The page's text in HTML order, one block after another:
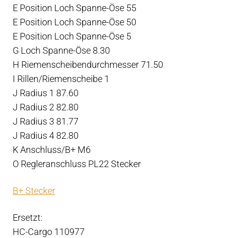
E Position Loch Spanne-Öse 55
E Position Loch Spanne-Öse 50
E Position Loch Spanne-Öse 5
G Loch Spanne-Öse 8.30
H Riemenscheibendurchmesser 71.50
I Rillen/Riemenscheibe 1
J Radius 1 87.60
J Radius 2 82.80
J Radius 3 81.77
J Radius 4 82.80
K Anschluss/B+ M6
O Regleranschluss PL22 Stecker
B+ Stecker
Ersetzt:
HC-Cargo 110977